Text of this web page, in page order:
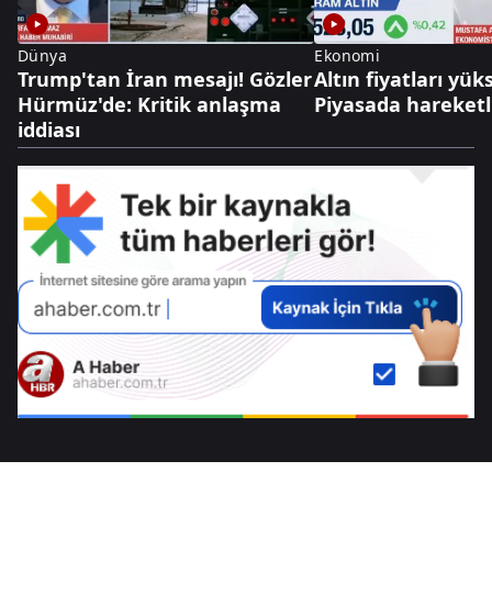
Dünya
Trump'tan İran mesajı! Gözler
Hürmüz'de: Kritik anlaşma
iddiası
Ekonomi
Altın fiyatları
Piyasada